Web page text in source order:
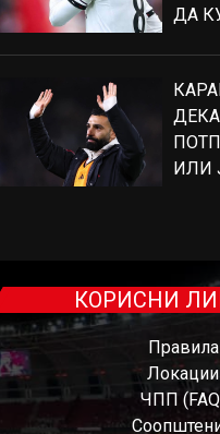
ДА
ИЛИ
КОРИСНИ
Правила
Локации
ЧПП